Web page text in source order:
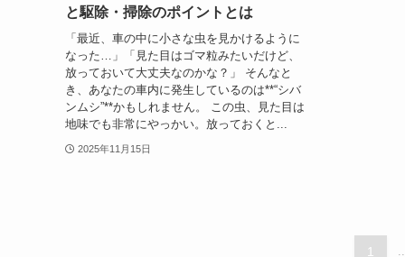
と駆除・掃除のポイントとは
「最近、車の中に小さな虫を見かけるように
なった…」「見た目はゴマ粒みたいだけど、
放っておいて大丈夫なのかな？」 そんなと
き、あなたの車内に発生しているのは**“シバ
ンムシ”**かもしれません。 この虫、見た目は
地味でも非常にやっかい。放っておくと...
2025年11月15日
1